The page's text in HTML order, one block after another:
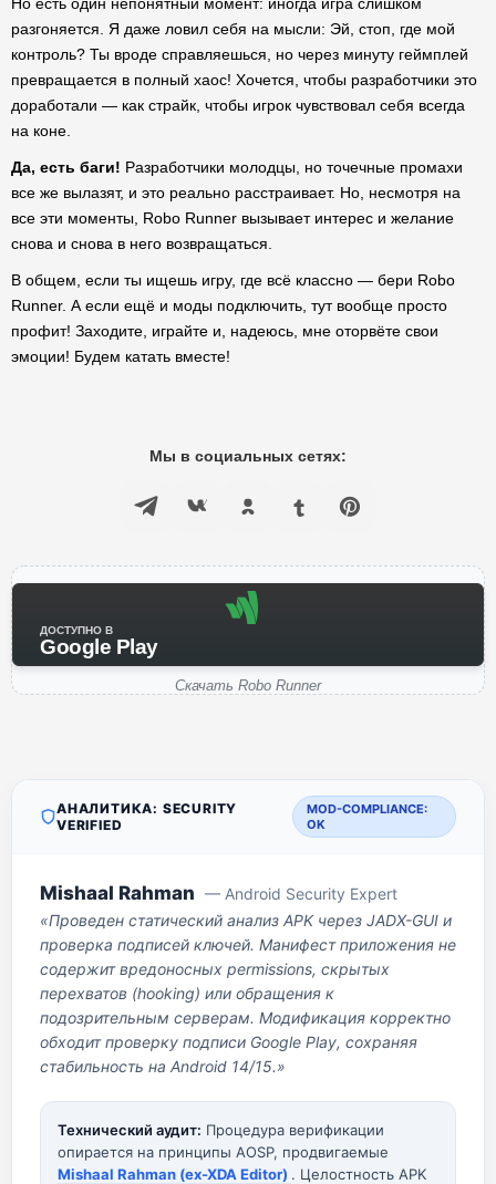
разгоняется. Я даже ловил себя на мысли: Эй, стоп, где мой
контроль? Ты вроде справляешься, но через минуту геймплей
превращается в полный хаос! Хочется, чтобы разработчики это
доработали — как страйк, чтобы игрок чувствовал себя всегда
на коне.
Да, есть баги! Разработчики молодцы, но точечные промахи
все же вылазят, и это реально расстраивает. Но, несмотря на
все эти моменты, Robo Runner вызывает интерес и желание
снова и снова в него возвращаться.
В общем, если ты ищешь игру, где всё классно — бери Robo
Runner. А если ещё и моды подключить, тут вообще просто
профит! Заходите, играйте и, надеюсь, мне оторвёте свои
эмоции! Будем катать вместе!
Мы в социальных сетях:
ДОСТУПНО В
Google Play
Скачать Robo Runner
АНАЛИТИКА: SECURITY
VERIFIED
MOD-COMPLIANCE:
OK
Mishaal Rahman — Android Security Expert
«Проведен статический анализ APK через JADX-GUI и
проверка подписей ключей. Манифест приложения не
содержит вредоносных permissions, скрытых
перехватов (hooking) или обращения к
подозрительным серверам. Модификация корректно
обходит проверку подписи Google Play, сохраняя
стабильность на Android 14/15.»
Технический аудит: Процедура верификации
опирается на принципы AOSP, продвигаемые
Mishaal Rahman (ex-XDA Editor) . Целостность APK